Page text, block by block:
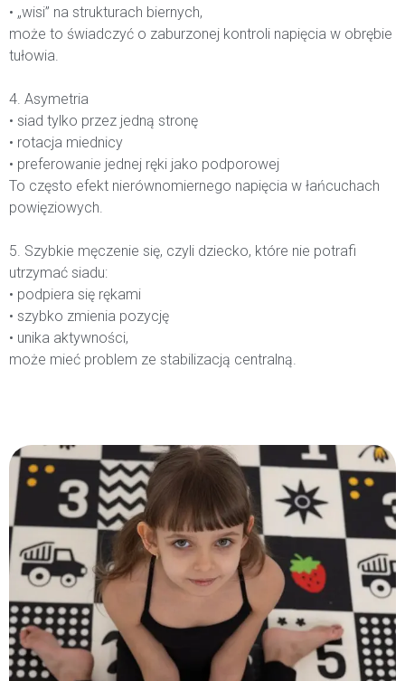
• „wisi” na strukturach biernych,
może to świadczyć o zaburzonej kontroli napięcia w obrębie
tułowia.
4. Asymetria
• siad tylko przez jedną stronę
• rotacja miednicy
• preferowanie jednej ręki jako podporowej
To często efekt nierównomiernego napięcia w łańcuchach
powięziowych.
5. Szybkie męczenie się, czyli dziecko, które nie potrafi
utrzymać siadu:
• podpiera się rękami
• szybko zmienia pozycję
• unika aktywności,
może mieć problem ze stabilizacją centralną.